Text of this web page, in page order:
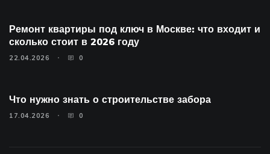
Ремонт квартиры под ключ в Москве: что входит и
сколько стоит в 2026 году
22.04.2026 0
Что нужно знать о строительстве забора
17.04.2026 0